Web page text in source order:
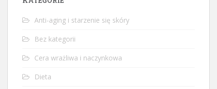
Anti-aging i starzenie się skóry
Bez kategorii
Cera wrażliwa i naczynkowa
Dieta